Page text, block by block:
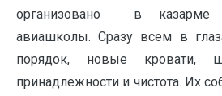
организовано в казарме
авиашколы. Сразу всем в
порядок, новые кровати,
принадлежности и чистота. Их